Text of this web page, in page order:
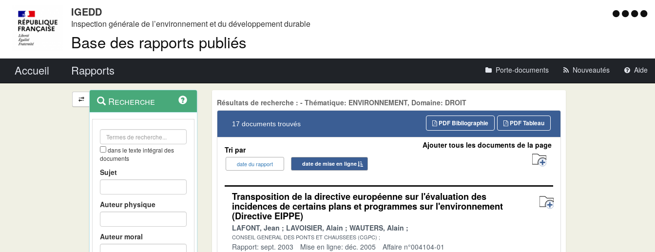
IGEDD
Inspection générale de l’environnement et du développement durable
Base des rapports publiés
Menu
Accueil Rapports Porte-documents Nouveautés Aide
Navigation
et
outils
contextuel
Recherche
dans le texte intégral des
documents
Sujet
Auteur physique
Auteur moral
Résultats de recherche : - Thématique: ENVIRONNEMENT, Domaine: DROIT
17 documents trouvés PDF Tableau
PDF Bibliographie
Tri par
date du rapport date de mise en ligne
Ajouter tous les documents de la page
Transposition de la directive européenne sur l'évaluation des
incidences de certains plans et programmes sur l'environnement
(Directive EIPPE)
LAFONT, Jean LAVOISIER, Alain WAUTERS, Alain
CONSEIL GENERAL DES PONTS ET CHAUSSEES (CGPC)
Rapport: sept. 2003 Mise en ligne: déc. 2005 Affaire n°004104-01